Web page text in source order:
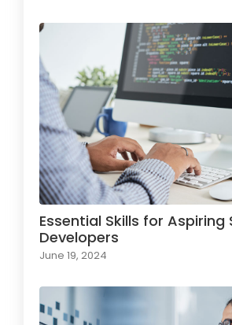
Essential Skills for
Developers
June 19, 2024